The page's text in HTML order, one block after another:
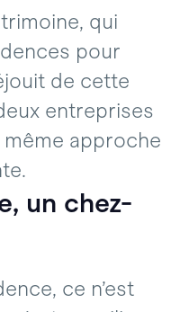
qui
pour
de cette
entreprises
approche
un chez-
ce n’est